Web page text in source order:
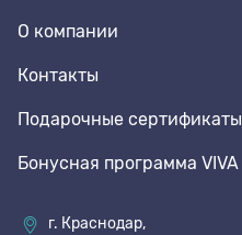
О компании
Контакты
Подарочные сертификаты
Бонусная программа VIVA
г. Краснодар,